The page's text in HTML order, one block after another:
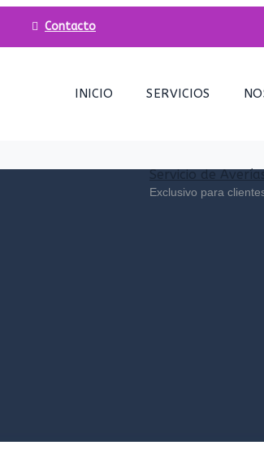
Contacto
INICIO SERVICIOS
Servicio de
Exclusivo para